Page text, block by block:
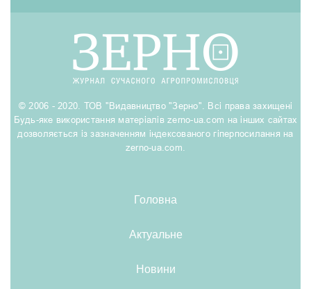
© 2006 - 2020. ТОВ "Видавництво "Зерно". Всі права захищені
Будь-яке використання матеріалів zerno-ua.com на інших сайтах
дозволяється із зазначенням індексованого гіперпосилання на
zerno-ua.com.
Головна
Актуальне
Новини